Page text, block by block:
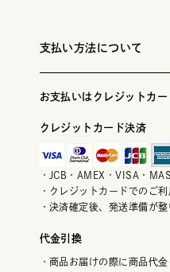
支払い方法について
お支払いはクレジットカ
クレジットカード決済
・JCB・AMEX・VISA・
・クレジットカードでのご
・決済確定後、発送準備が
代金引換
・商品お届けの際に商品代